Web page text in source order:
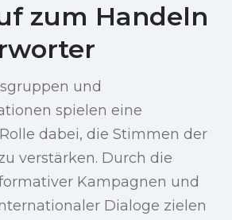
zum Handeln
und
spielen eine
dabei, die Stimmen der
verstärken. Durch die
Kampagnen und
Dialoge zielen